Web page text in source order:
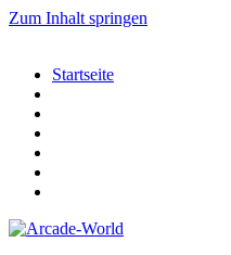
Zum Inhalt springen
Startseite